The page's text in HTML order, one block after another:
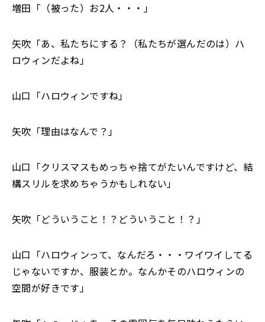
増田「（被った）お2人・・・」
矢吹「あ、私たちにする？（私たちが選んだのは）ハ
ロウィンだよね」
山口「ハロウィンですね」
矢吹「理由はなんで？」
山口「クリスマスもめっちゃ捨てがたいんですけど、結
構スリルを求めちゃうかもしれない」
矢吹「どういうこと！？どういうこと！？」
山口「ハロウィンって、なんだろ・・・ワイワイしてる
じゃないですか、服装とか。なんかそのハロウィンの
空間が好きです」